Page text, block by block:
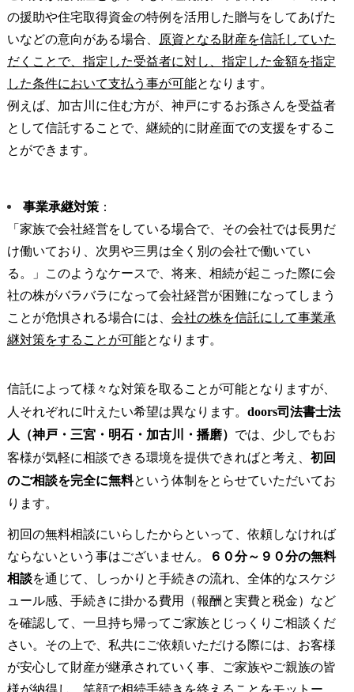
の援助や住宅取得資金の特例を活用した贈与をしてあげた
いなどの意向がある場合、
原資となる財産を信託していた
だくことで、指定した受益者に対し、指定した金額を指定
した条件において支払う事が可能となります。
例えば、加古川に住む方が、神戸にするお孫さんを受益者
として信託することで、継続的に財産面での支援をするこ
とができます。
事業承継対策：
「家族で会社経営をしている場合で、その会社では長男だ
け働いており、次男や三男は全く別の会社で働いてい
る。」このようなケースで、将来、相続が起こった際に会
社の株がバラバラになって会社経営が困難になってしまう
ことが危惧される場合には、 会社の株を信託にして事業承
継対策をすることが可能となります。
信託によって様々な対策を取ることが可能となりますが、
人それぞれに叶えたい希望は異なります。 doors司法書士法
人（神戸・三宮・明石・加古川・播磨） では、少しでもお
客様が気軽に相談できる環境を提供できればと考え、 初回
のご相談を完全に無料という体制をとらせていただいてお
ります。
初回の無料相談にいらしたからといって、依頼しなければ
ならないという事はございません。
６０分～９０分の無料
相談を通じて、しっかりと手続きの流れ、全体的なスケジ
ュール感、手続きに掛かる費用（報酬と実費と税金）など
を確認して、一旦持ち帰ってご家族とじっくりご相談くだ
さい。その上で、私共にご依頼いただける際には、お客様
が安心して財産が継承されていく事、ご家族やご親族の皆
様が納得し、笑顔で相続手続きを終えることをモットー